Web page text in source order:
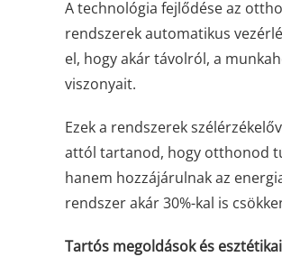
A technológia fejlődése az
rendszerek automatikus
el, hogy akár távolról, a
viszonyait.
Ezek a rendszerek
attól tartanod, hogy otthonod
hanem hozzájárulnak az
rendszer akár 30%-kal is
Tartós megoldások és